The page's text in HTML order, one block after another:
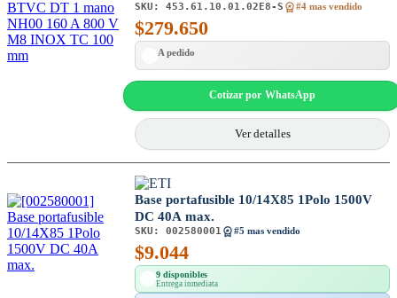
SKU: 453.61.10.01.02E8-S #4 mas vendido
$279.650
A pedido
Cotizar por WhatsApp
Ver detalles
Base portafusible 10/14X85 1Polo 1500V
DC 40A max.
SKU: 002580001 #5 mas vendido
$9.044
9 disponibles
Entrega inmediata